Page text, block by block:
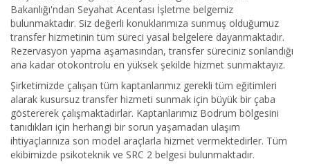
Bakanlığı'ndan Seyahat Acentası İşletme belgemiz
bulunmaktadır. Siz değerli konuklarımıza sunmuş olduğumuz
transfer hizmetinin tüm süreci yasal belgelere dayanmaktadır.
Rezervasyon yapma aşamasından, transfer süreciniz sonlandığı
ana kadar otokontrolu en yüksek şekilde hizmet sunmaktayız.
Şirketimizde çalışan tüm kaptanlarımız gerekli tüm eğitimleri
alarak kusursuz transfer hizmeti sunmak için büyük bir çaba
göstererek çalışmaktadırlar. Kaptanlarımız Bodrum bölgesini
tanıdıkları için herhangi bir sorun yaşamadan ulaşım
ihtiyaçlarınıza son model araçlarla hizmet vermektedirler. Tüm
ekibimizde psikoteknik ve SRC 2 belgesi bulunmaktadır.